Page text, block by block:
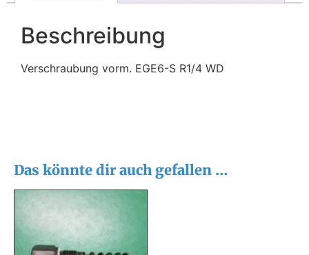
Beschreibung
Verschraubung vorm. EGE6-S R1/4 WD
Das könnte dir auch gefallen …